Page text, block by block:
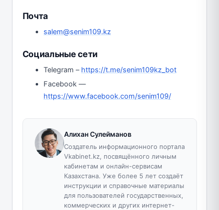
Почта
salem@senim109.kz
Социальные сети
Telegram – https://t.me/senim109kz_bot
Facebook —
https://www.facebook.com/senim109/
Алихан Сулейманов
Создатель информационного портала
Vkabinet.kz, посвящённого личным
кабинетам и онлайн-сервисам
Казахстана. Уже более 5 лет создаёт
инструкции и справочные материалы
для пользователей государственных,
коммерческих и других интернет-